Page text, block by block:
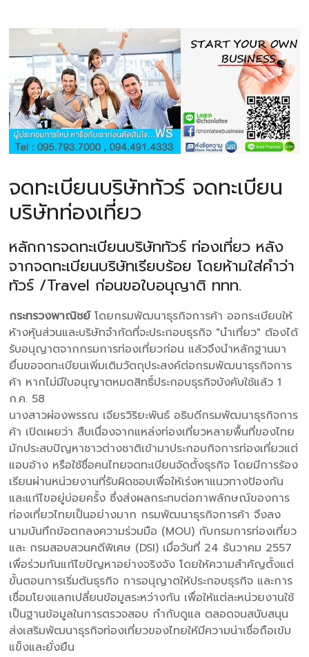
จดทะเบียนบริษัททัวร์ จดทะเบียน
บริษัทท่องเที่ยว
หลักการจดทะเบียนบริษัททัวร์ ท่องเที่ยว หลัง
จากจดทะเบียนบริษัทเรียบร้อย โดยห้ามใส่คำว่า
ทัวร์ /Travel ก่อนขอใบอนุญาติ ททท.
กระทรวงพาณิชย์โดยกรมพัฒนาธุรกิจการค้า ออกระเบียบให้
ห้างหุ้นส่วนและบริษัทจำกัดที่จะประกอบธุรกิจ "นำเที่ยว" ต้องได้
รับอนุญาตจากกรมการท่องเที่ยวก่อน แล้วจึงนำหลักฐานมา
ยื่นขอจดทะเบียนเพิ่มเติมวัตถุประสงค์ต่อกรมพัฒนาธุรกิจการ
ค้า หากไม่มีใบอนุญาตหมดสิทธิ์ประกอบธุรกิจบังคับใช้แล้ว 1
ก.ค. 58
นางสาวผ่องพรรณ เจียรวิริยะพันธ์ อธิบดีกรมพัฒนาธุรกิจการ
ค้า เปิดเผยว่า สืบเนื่องจากแหล่งท่องเที่ยวหลายพื้นที่ของไทย
มักประสบปัญหาชาวต่างชาติเข้ามาประกอบกิจการท่องเที่ยวแต่
แอบอ้าง หรือใช้ชื่อคนไทยจดทะเบียนจัดตั้งธุรกิจ โดยมีการร้อง
เรียนผ่านหน่วยงานที่รับผิดชอบเพื่อให้เร่งหาแนวทางป้องกัน
และแก้ไขอยู่บ่อยครั้ง ซึ่งส่งผลกระทบต่อภาพลักษณ์ของการ
ท่องเที่ยวไทยเป็นอย่างมาก กรมพัฒนาธุรกิจการค้า จึงลง
นามบันทึกข้อตกลงความร่วมมือ (MOU) กับกรมการท่องเที่ยว
และ กรมสอบสวนคดีพิเศษ (DSI) เมื่อวันที่ 24 ธันวาคม 2557
เพื่อร่วมกันแก้ไขปัญหาอย่างจริงจัง โดยให้ความสำคัญตั้งแต่
ขั้นตอนการเริ่มต้นธุรกิจ การอนุญาตให้ประกอบธุรกิจ และการ
เชื่อมโยงแลกเปลี่ยนข้อมูลระหว่างกัน เพื่อให้แต่ละหน่วยงานใช้
เป็นฐานข้อมูลในการตรวจสอบ กำกับดูแล ตลอดจนสนับสนุน
ส่งเสริมพัฒนาธุรกิจท่องเที่ยวของไทยให้มีความน่าเชื่อถือเข้ม
แข็งและยั่งยืน